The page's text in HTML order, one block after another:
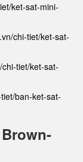
ket-sat-mini-
chi-tiet/ket-sat-
tiet/ket-sat-
ban-ket-sat-